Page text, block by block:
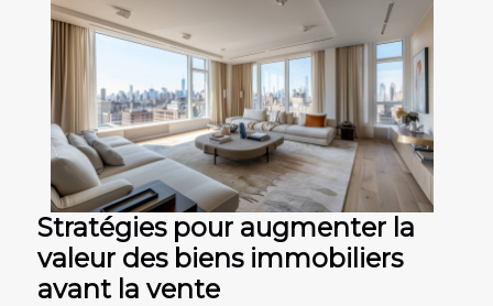
Stratégies pour augmenter la
valeur des biens immobiliers
avant la vente